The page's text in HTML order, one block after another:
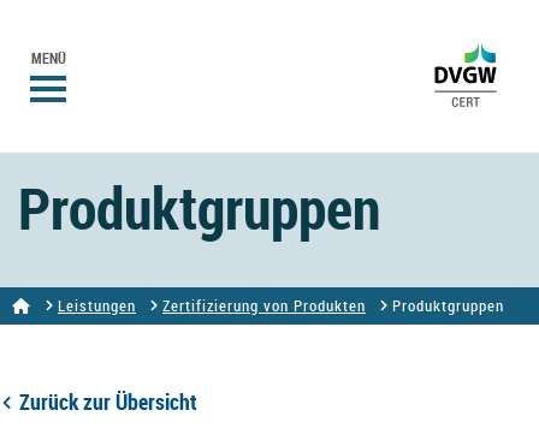
MENÜ
Produktgruppen
Leistungen Zertifizierung von Produkten Produktgruppen
Zurück zur Übersicht